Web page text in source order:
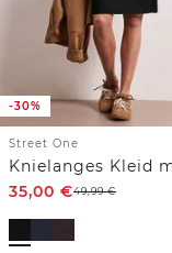
-30%
Street One
35,00 €49,99€